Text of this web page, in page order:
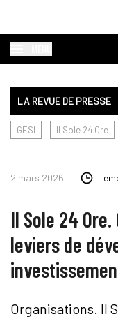
LA REVUE DE PRESSE
GESI Il Sole 24 Ore
2 mars 2026
Il Sole 24
leviers de
Organisations. Il